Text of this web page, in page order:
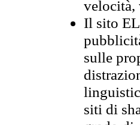
velocità,
Il sito
sulle
siti di